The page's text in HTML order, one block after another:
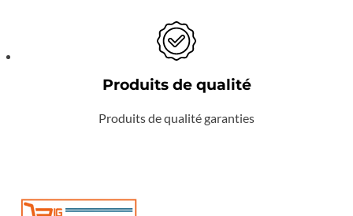
Produits de qualité
Produits de qualité garanties